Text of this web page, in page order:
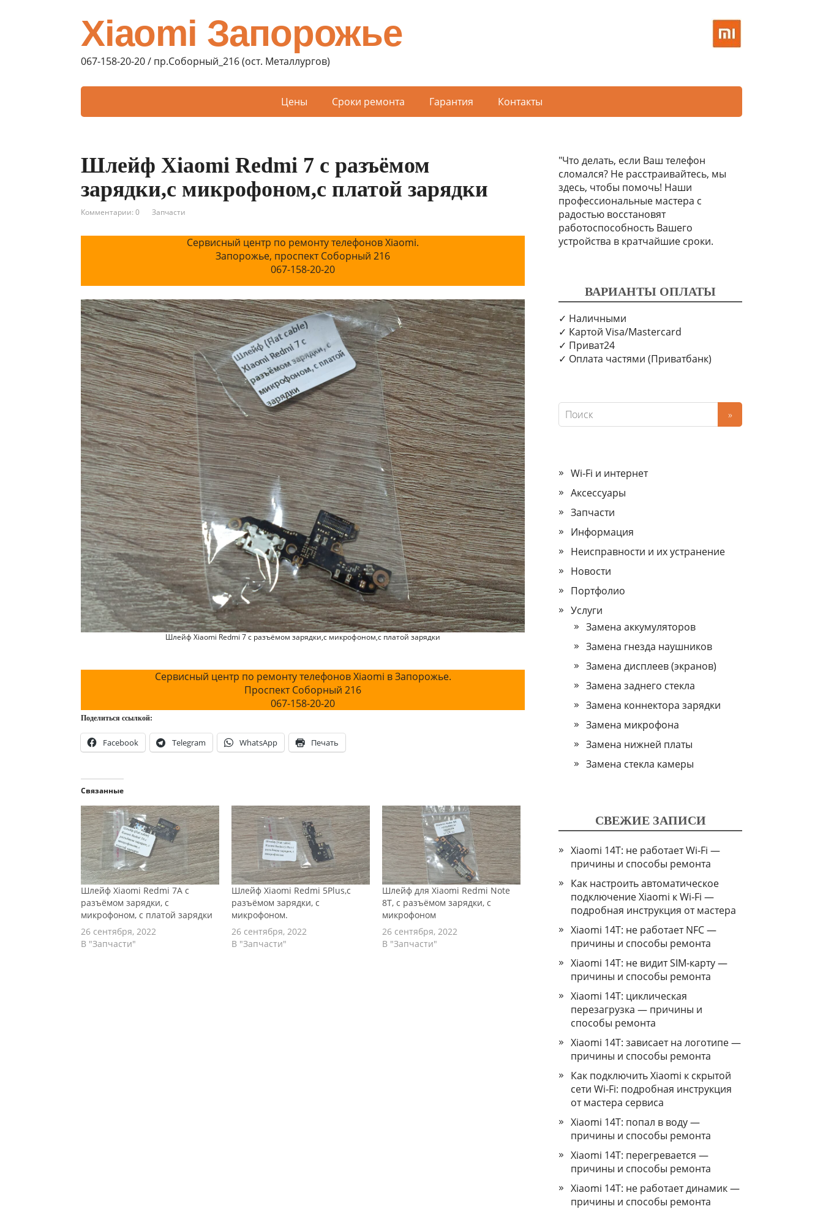
Xiaomi Запорожье
067-158-20-20 / пр.Соборный_216 (ост. Металлургов)
Цены Сроки ремонта Гарантия Контакты
Шлейф Xiaomi Redmi 7 с разъёмом
зарядки,с микрофоном,с платой зарядки
Комментарии: 0 Запчасти
Сервисный центр по ремонту телефонов Xiaomi.
Запорожье, проспект Соборный 216
067-158-20-20
Шлейф Xiaomi Redmi 7 с разъёмом зарядки,с микрофоном,с платой зарядки
Сервисный центр по ремонту телефонов Xiaomi в Запорожье.
Проспект Соборный 216
067-158-20-20
Поделиться ссылкой:
Facebook Telegram WhatsApp Печать
Связанные
Шлейф Xiaomi Redmi 7A с
разъёмом зарядки, с
микрофоном, с платой зарядки
26 сентября, 2022
В "Запчасти"
Шлейф Xiaomi Redmi 5Plus,с
разъёмом зарядки, с
микрофоном.
26 сентября, 2022
В "Запчасти"
Шлейф для Xiaomi Redmi Note
8T, с разъёмом зарядки, с
микрофоном
26 сентября, 2022
В "Запчасти"
"Что делать, если Ваш телефон
сломался? Не расстраивайтесь, мы
здесь, чтобы помочь! Наши
профессиональные мастера с
радостью восстановят
работоспособность Вашего
устройства в кратчайшие сроки.
ВАРИАНТЫ ОПЛАТЫ
✓ Наличными
✓ Картой Visa/Mastercard
✓ Приват24
✓ Оплата частями (Приватбанк)
Wi‑Fi и интернет
Аксессуары
Запчасти
Информация
Неисправности и их устранение
Новости
Портфолио
Услуги
Замена аккумуляторов
Замена гнезда наушников
Замена дисплеев (экранов)
Замена заднего стекла
Замена коннектора зарядки
Замена микрофона
Замена нижней платы
Замена стекла камеры
СВЕЖИЕ ЗАПИСИ
Xiaomi 14T: не работает Wi‑Fi —
причины и способы ремонта
Как настроить автоматическое
подключение Xiaomi к Wi‑Fi —
подробная инструкция от мастера
Xiaomi 14T: не работает NFC —
причины и способы ремонта
Xiaomi 14T: не видит SIM-карту —
причины и способы ремонта
Xiaomi 14T: циклическая
перезагрузка — причины и
способы ремонта
Xiaomi 14T: зависает на логотипе —
причины и способы ремонта
Как подключить Xiaomi к скрытой
сети Wi‑Fi: подробная инструкция
от мастера сервиса
Xiaomi 14T: попал в воду —
причины и способы ремонта
Xiaomi 14T: перегревается —
причины и способы ремонта
Xiaomi 14T: не работает динамик —
причины и способы ремонта